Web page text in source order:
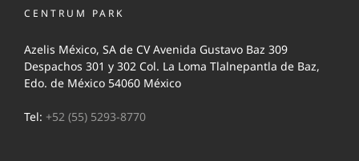
CENTRUM PARK
Azelis México, SA de CV Avenida Gustavo Baz 309
Despachos 301 y 302 Col. La Loma Tlalnepantla de Baz,
Edo. de México 54060 México
Tel: +52 (55) 5293-8770